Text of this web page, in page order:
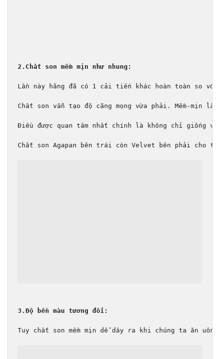
2.Chất son mềm mịn như nhung:
Lần này hãng đã có 1 cải tiến khác hoàn toàn so
Chất son vẫn tạo độ căng mọng vừa phải. Mềm-mịn
Điều được quan tâm nhất chính là không chỉ giống
Chất son Agapan bên trái còn Velvet bên phải cho
3.Độ bền màu tương đối:
Tuy chất son mềm mịn dễ dây ra khi chúng ta ăn